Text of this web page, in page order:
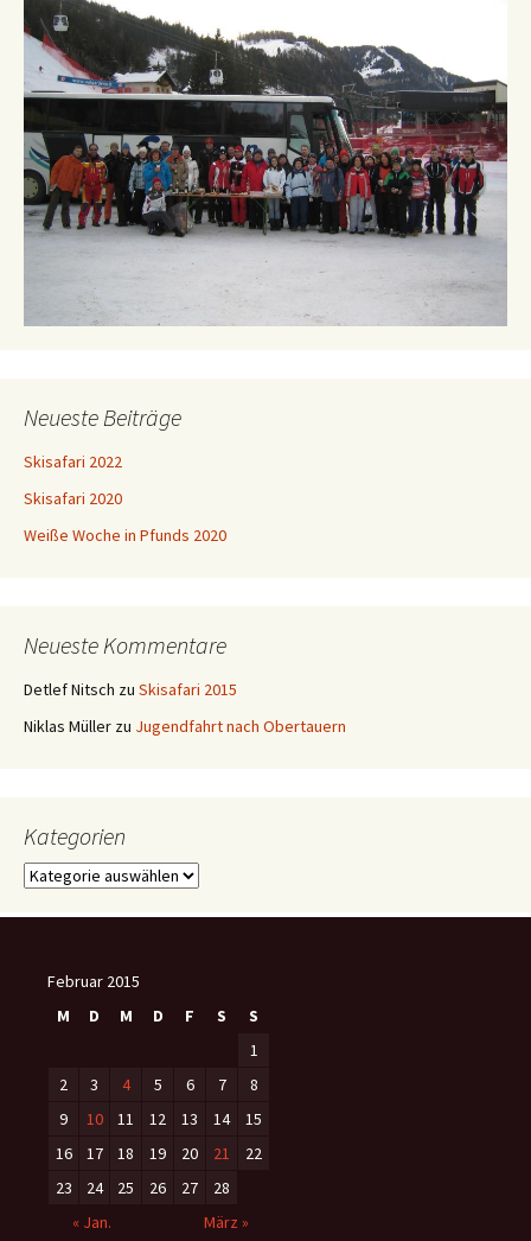
Neueste Beiträge
Skisafari 2022
Skisafari 2020
Weiße Woche in Pfunds 2020
Neueste Kommentare
Detlef Nitsch zu Skisafari 2015
Niklas Müller zu Jugendfahrt nach Obertauern
Kategorien
Kategorien
Februar 2015
M
D M D F S
S
1
2
3 4 5 6 7
8
9
10 11 12 13 14
15
16
17 18 19 20 21
22
23
24 25 26 27
28
« Jan.
März »